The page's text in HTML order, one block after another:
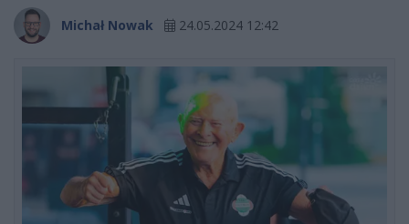
Michał Nowak 24.05.2024 12:42